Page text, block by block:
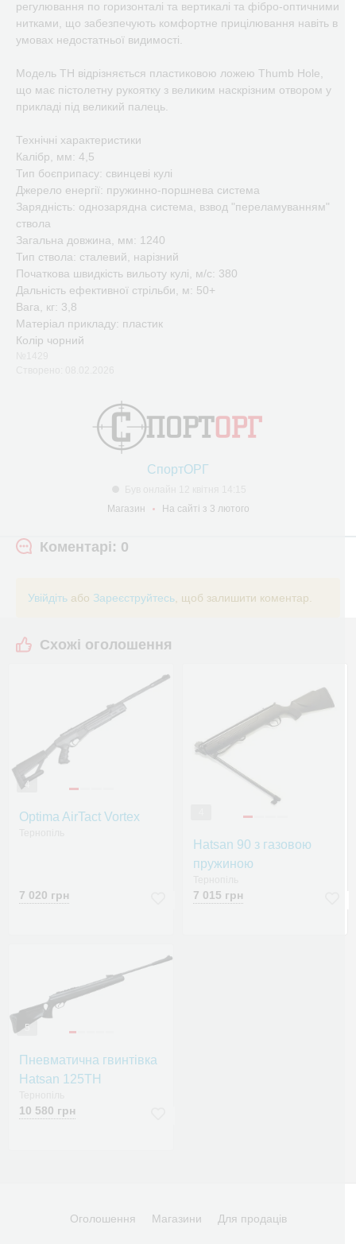
регулювання по горизонталі та вертикалі та фібро-оптичними
нитками, що забезпечують комфортне прицілювання навіть в
умовах недостатньої видимості.
Модель TH відрізняється пластиковою ложею Thumb Hole,
що має пістолетну рукоятку з великим наскрізним отвором у
прикладі під великий палець.
Технічні характеристики
Калібр, мм: 4,5
Тип боєприпасу: свинцеві кулі
Джерело енергії: пружинно-поршнева система
Зарядність: однозарядна система, взвод "переламуванням"
ствола
Загальна довжина, мм: 1240
Тип ствола: сталевий, нарізний
Початкова швидкість вильоту кулі, м/с: 380
Дальність ефективної стрільби, м: 50+
Вага, кг: 3,8
Матеріал прикладу: пластик
Колір чорний
СпортОРГ
Магазин
На сайті з 3 лютого
Коментарі: 0
Увійдіть або Зареєструйтесь , щоб залишити коментар.
Схожі оголошення
4
Optima AirTact Vortex
7 020 грн
Hatsan 90 з газовою
пружиною
7 015 грн
5
Пневматична гвинтівка
Hatsan 125ТН
10 580 грн
Оголошення Магазини Для продаців